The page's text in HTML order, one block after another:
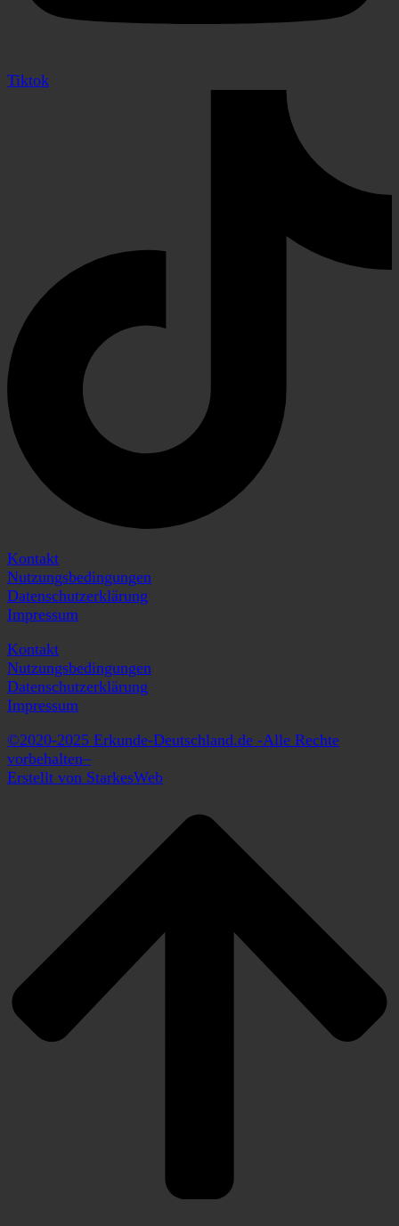
Tiktok
Kontakt
Nutzungsbedingungen
Datenschutzerklärung
Impressum
Kontakt
Nutzungsbedingungen
Datenschutzerklärung
Impressum
©2020-2025 Erkunde-Deutschland.de -Alle Rechte
vorbehalten–
Erstellt von StarkesWeb